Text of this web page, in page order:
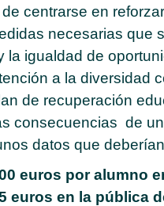
centrarse en
necesarias que
la igualdad de
a la diversidad
de recuperación
consecuencias de
datos que
euros por alumno
euros en la pública